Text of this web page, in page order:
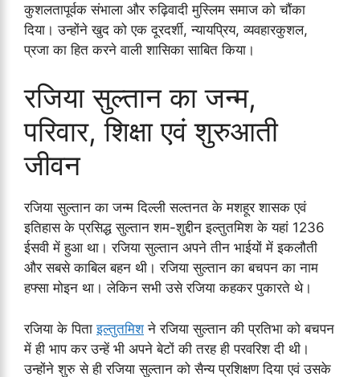
कुशलतापूर्वक संभाला और रुढ़िवादी मुस्लिम समाज को चौंका
दिया। उन्होंने खुद को एक दूरदर्शी, न्यायप्रिय, व्यवहारकुशल,
प्रजा का हित करने वाली शासिका साबित किया।
रजिया सुल्तान का जन्म,
परिवार, शिक्षा एवं शुरुआती
जीवन
रजिया सुल्तान का जन्म दिल्ली सल्तनत के मशहूर शासक एवं
इतिहास के प्रसिद्ध सुल्तान शम-शुद्दीन इल्तुतमिश के यहां 1236
ईसवी में हुआ था। रजिया सुल्तान अपने तीन भाईयों में इकलौती
और सबसे काबिल बहन थी। रजिया सुल्तान का बचपन का नाम
हफ्सा मोइन था। लेकिन सभी उसे रजिया कहकर पुकारते थे।
रजिया के पिताइल्तुतमिशने रजिया सुल्तान की प्रतिभा को बचपन
में ही भाप कर उन्हें भी अपने बेटों की तरह ही परवरिश दी थी।
उन्होंने शुरु से ही रजिया सुल्तान को सैन्य प्रशिक्षण दिया एवं उसके